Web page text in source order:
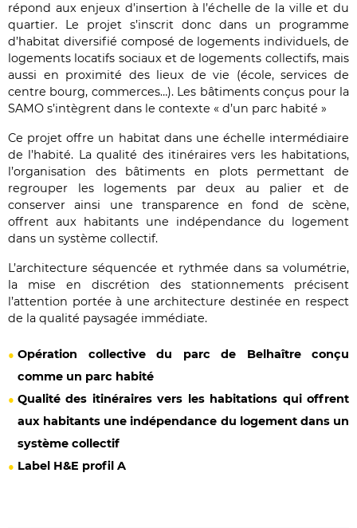
répond aux enjeux d’insertion à l’échelle de la ville et du
quartier. Le projet s’inscrit donc dans un programme
d’habitat diversifié composé de logements individuels, de
logements locatifs sociaux et de logements collectifs, mais
aussi en proximité des lieux de vie (école, services de
centre bourg, commerces…). Les bâtiments conçus pour la
SAMO s’intègrent dans le contexte « d’un parc habité »
Ce projet offre un habitat dans une échelle intermédiaire
de l’habité. La qualité des itinéraires vers les habitations,
l’organisation des bâtiments en plots permettant de
regrouper les logements par deux au palier et de
conserver ainsi une transparence en fond de scène,
offrent aux habitants une indépendance du logement
dans un système collectif.
L’architecture séquencée et rythmée dans sa volumétrie,
la mise en discrétion des stationnements précisent
l’attention portée à une architecture destinée en respect
de la qualité paysagée immédiate.
Opération collective du parc de Belhaître conçu
comme un parc habité
Qualité des itinéraires vers les habitations qui offrent
aux habitants une indépendance du logement dans un
système collectif
Label H&E profil A